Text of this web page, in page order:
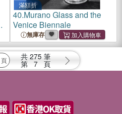
滿額折
40.Murano Glass and the
Venice Biennale
無庫存
共 275 筆
第 7 頁